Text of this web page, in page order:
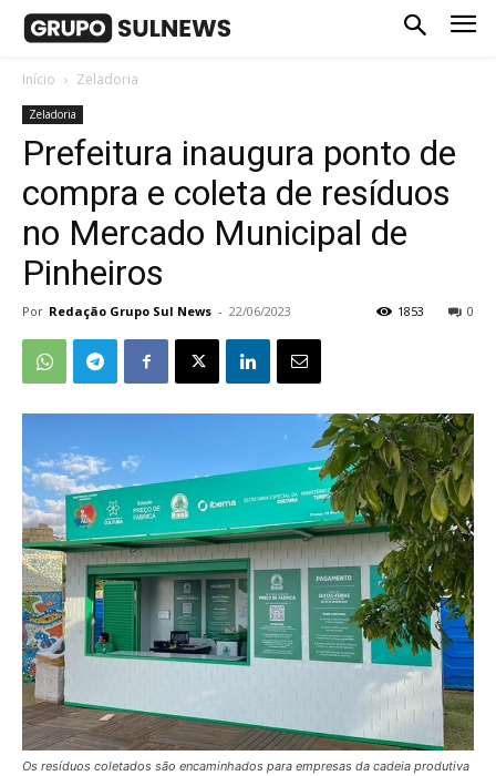
Início Zeladoria
Zeladoria
Prefeitura inaugura ponto de
compra e coleta de resíduos
no Mercado Municipal de
Pinheiros
Por Redação Grupo Sul News - 22/06/2023 0
1853
Os resíduos coletados são encaminhados para empresas da cadeia produtiva